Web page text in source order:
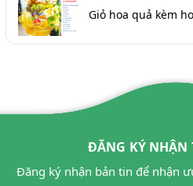
Giỏ hoa quả kèm
ĐĂNG KÝ NHẬN
Đăng ký nhận bản tin để nhận